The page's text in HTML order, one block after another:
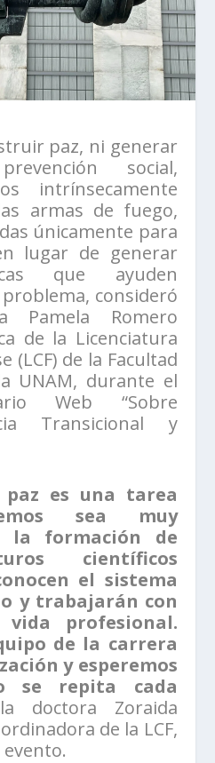
paz, ni generar
social,
intrínsecamente
armas de fuego,
únicamente para
lugar de generar
que ayuden
consideró
Pamela Romero
de la Licenciatura
(LCF) de la Facultad
UNAM, durante el
Web “Sobre
Transicional y
es una tarea
sea muy
la formación de
científicos
el sistema
y trabajarán con
profesional.
de la carrera
y esperemos
se repita cada
doctora Zoraida
de la LCF,